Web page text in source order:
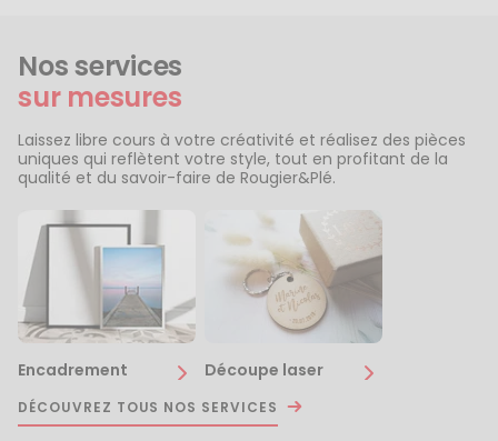
Nos services
sur mesures
Laissez libre cours à votre créativité et réalisez des pièces
uniques qui reflètent votre style, tout en profitant de la
qualité et du savoir-faire de Rougier&Plé.
Encadrement Découpe laser
DÉCOUVREZ TOUS NOS SERVICES